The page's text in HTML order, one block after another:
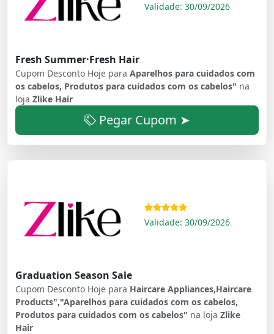
Validade: 30/09/2026
Fresh Summer·Fresh Hair
Cupom Desconto Hoje para Aparelhos para cuidados com
os cabelos, Produtos para cuidados com os cabelos" na
loja Zlike Hair
Pegar Cupom ➤
Validade: 30/09/2026
Graduation Season Sale
Cupom Desconto Hoje para Haircare Appliances,Haircare
Products","Aparelhos para cuidados com os cabelos,
Produtos para cuidados com os cabelos" na loja Zlike
Hair